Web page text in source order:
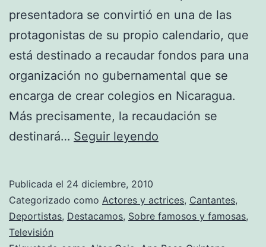
presentadora se convirtió en una de las
protagonistas de su propio calendario, que
está destinado a recaudar fondos para una
organización no gubernamental que se
encarga de crear colegios en Nicaragua.
Más precisamente, la recaudación se
destinará… Seguir leyendo
su
tradicional
Publicada el 24 diciembre, 2010
Categorizado como Actores y actrices, Cantantes,
Deportistas, Destacamos, Sobre famosos y famosas,
Televisión